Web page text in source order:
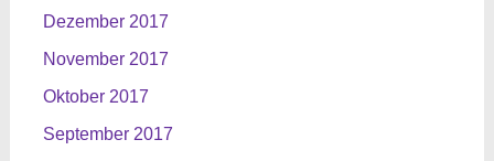
Dezember 2017
November 2017
Oktober 2017
September 2017